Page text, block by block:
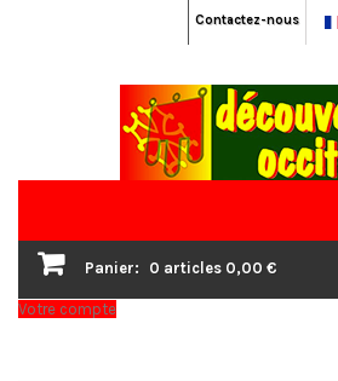
Contactez-nous
Panier: 0 articles 0,00 €
Votre compte